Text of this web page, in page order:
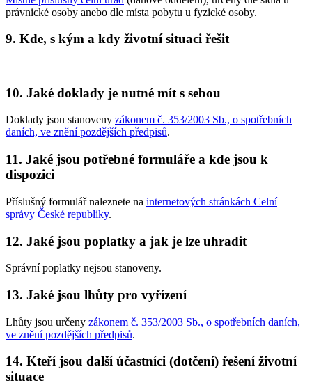
právnické osoby anebo dle místa pobytu u fyzické osoby.
9. Kde, s kým a kdy životní situaci řešit
10. Jaké doklady je nutné mít s sebou
Doklady jsou stanoveny zákonem č. 353/2003 Sb., o spotřebních
daních, ve znění pozdějších předpisů.
11. Jaké jsou potřebné formuláře a kde jsou k
dispozici
Příslušný formulář naleznete na internetových stránkách Celní
správy České republiky.
12. Jaké jsou poplatky a jak je lze uhradit
Správní poplatky nejsou stanoveny.
13. Jaké jsou lhůty pro vyřízení
Lhůty jsou určeny zákonem č. 353/2003 Sb., o spotřebních daních,
ve znění pozdějších předpisů.
14. Kteří jsou další účastníci (dotčení) řešení životní
situace